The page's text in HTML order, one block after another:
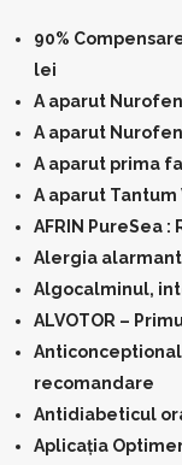
90%
lei
A aparut
A aparut
A aparut prima
A aparut
AFRIN PureSea :
Alergia
Algocalminul,
ALVOTOR –
recomandare
Antidiabeticul
Aplicaţia